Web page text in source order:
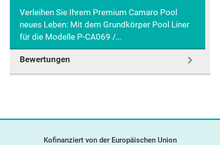
Verleihen Sie Ihrem Premium Camaro Pool
neues Leben: Mit dem Grundkörper Pool Liner
für die Modelle P-CA069 /…
Bewertungen
Kofinanziert von der Europäischen Union